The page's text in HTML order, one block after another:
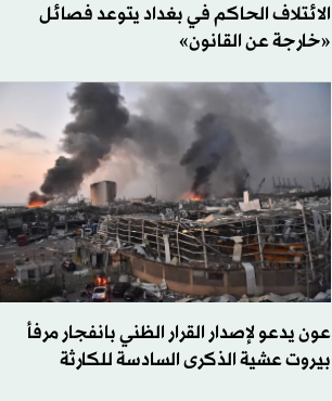
الائتلاف الحاكم في بغداد يتوعد فصائل
«خارجة عن القانون»
عون يدعو لإصدار القرار الظني بانفجار مرفأ
بيروت عشية الذكرى السادسة للكارثة